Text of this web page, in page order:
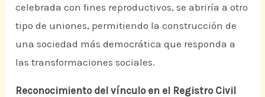
celebrada con fines reproductivos, se abriría a otro
tipo de uniones, permitiendo la construcción de
una sociedad más democrática que responda a
las transformaciones sociales.
Reconocimiento del vínculo en el Registro Civil